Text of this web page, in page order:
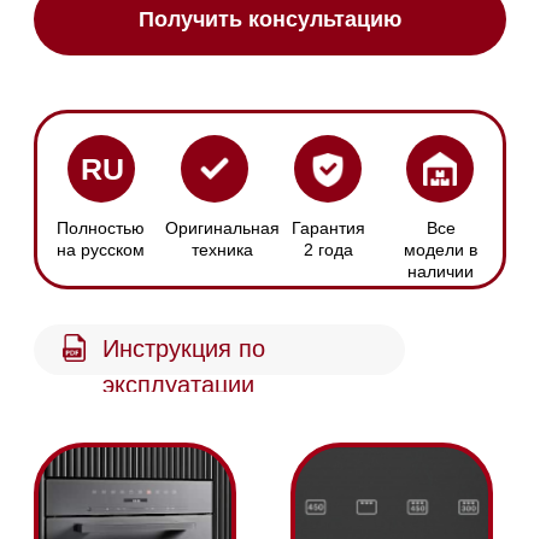
Просто выберите
Размер ниши
Ширина х Высота:
562-568 х 450-452 мм
Сенсорное
управление
С помощью кнопок
Быстрый выбор
помощью отдельной
Автоматические
программы
Быстрый старт